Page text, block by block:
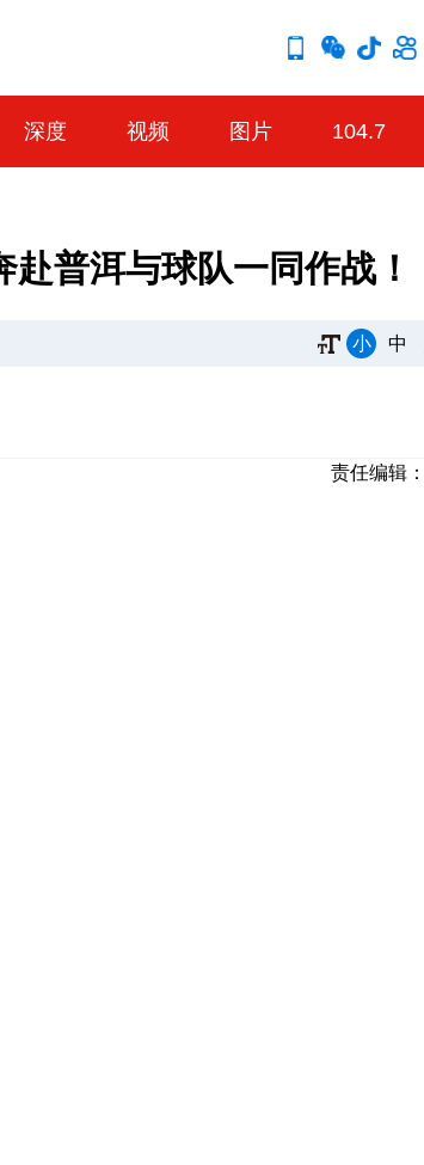
深度 视频 图片 104.7
普洱与球队一同作战！
小 中
责任编辑：